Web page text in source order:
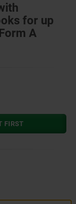
for up
A
FIRST